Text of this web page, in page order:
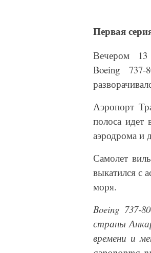
Первая
Вечером 13
Boeing
Аэропорт
полоса идет
аэродрома и
Самолет
выкатился с
моря.
Boeing 737-
страны
времени и